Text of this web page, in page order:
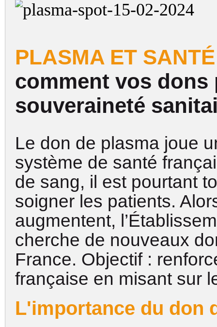
PLASMA ET
comment vos dons
souveraineté
Le don de plasma joue
système de santé
de sang, il est pourtant
soigner les patients.
augmentent,
cherche de nouveaux
France. Objectif :
française en misant sur
L'importance du don